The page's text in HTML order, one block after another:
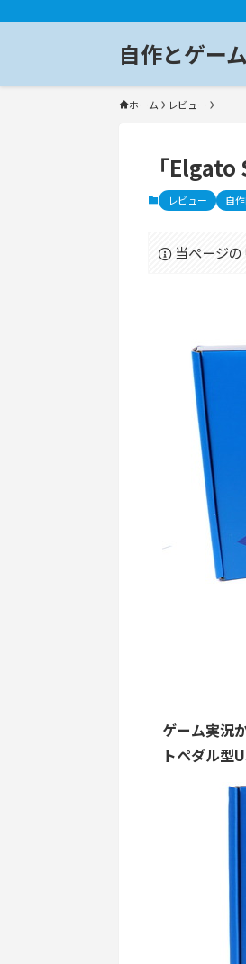
自作とゲー
ホーム レビュー
「
レビュー 自
当ページ
ゲーム実況
トペダル型